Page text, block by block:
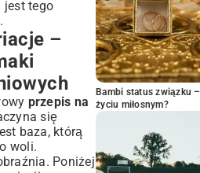
jest tego
–
przepis na
się
baza, którą
woli.
Poniżej
Bambi status związku
życiu miłosnym?